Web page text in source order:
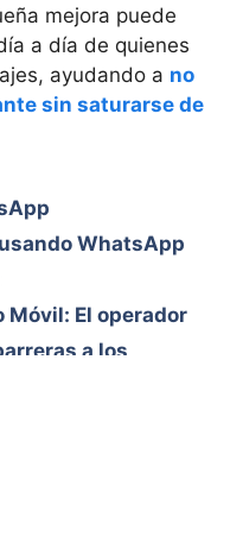
mejora puede
a día de quienes
ayudando a no
sin saturarse de
WhatsApp
Móvil: El operador
a los